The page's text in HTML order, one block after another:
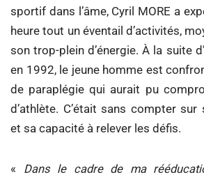
sportif dans l’âme, Cyril MORE a
heure tout un éventail d’activités,
son trop-plein d’énergie. À la suite
en 1992, le jeune homme est
de paraplégie qui aurait pu
d’athlète. C’était sans compter sur
et sa capacité à relever les défis.
« Dans le cadre de ma